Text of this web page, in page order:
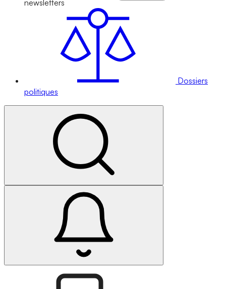
newsletters
Dossiers
politiques